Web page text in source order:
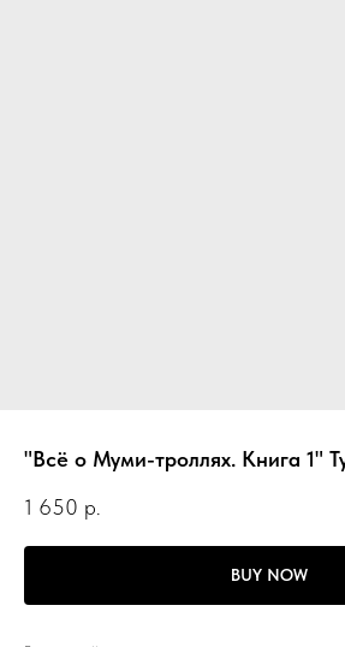
"Всё о Муми-троллях. Книга 1"
1 650 р.
BUY NOW